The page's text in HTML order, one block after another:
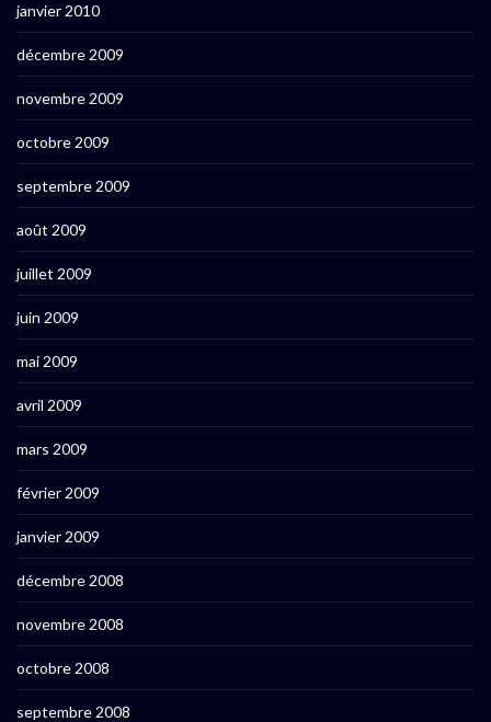
janvier 2010
décembre 2009
novembre 2009
octobre 2009
septembre 2009
août 2009
juillet 2009
juin 2009
mai 2009
avril 2009
mars 2009
février 2009
janvier 2009
décembre 2008
novembre 2008
octobre 2008
septembre 2008